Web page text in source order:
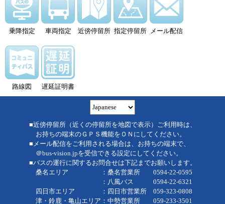
乗降指定 車両指定 近傍停留所 指定停留所 メール配信
路線図 遅延証明書
■近傍停留所（近くの停留所を地図で表示）ご利用時は、
お持ちの端末のＧＰＳ機能をＯＮにしてください。
■メール配信をご利用される場合は、お持ちの端末で、
＠bus-vision.jpを受信できる設定にしてください。
■バスの運行に関するお問合せは下記までお願いします。
桑名エリア ：桑名営業所 0594-22-0595
：八風バス 0594-22-6321
四日市エリア ：四日市営業所 059-323-0808
津・鈴鹿・亀山エリア：中勢営業所 059-233-3501